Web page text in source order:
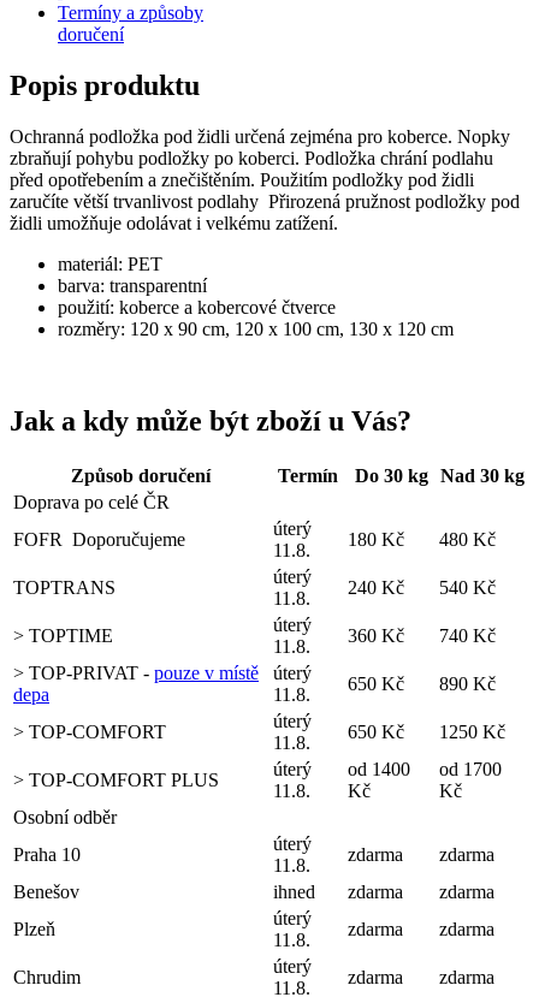
Termíny a způsoby
doručení
Popis produktu
Ochranná podložka pod židli určená zejména pro koberce. Nopky
zbraňují pohybu podložky po koberci. Podložka chrání podlahu
před opotřebením a znečištěním. Použitím podložky pod židli
zaručíte větší trvanlivost podlahy Přirozená pružnost podložky pod
židli umožňuje odolávat i velkému zatížení.
materiál: PET
barva: transparentní
použití: koberce a kobercové čtverce
rozměry: 120 x 90 cm, 120 x 100 cm, 130 x 120 cm
Jak a kdy může být zboží u Vás?
Způsob doručení Termín Do 30 kg
Nad 30 kg
Doprava po celé ČR
FOFR Doporučujeme
úterý
11.8.
180 Kč 480 Kč
TOPTRANS
úterý
11.8.
240 Kč 540 Kč
> TOPTIME
úterý
11.8.
360 Kč
740 Kč
> TOP-PRIVAT - pouze v místě
depa
úterý
11.8.
650 Kč 890 Kč
> TOP-COMFORT
úterý
11.8.
650 Kč 1250 Kč
> TOP-COMFORT PLUS
úterý
11.8.
od 1400
Kč
od 1700
Kč
Osobní odběr
Praha 10
úterý
11.8.
zdarma
zdarma
Benešov
ihned zdarma
zdarma
Plzeň
úterý
11.8.
zdarma zdarma
Chrudim
úterý
11.8.
zdarma zdarma